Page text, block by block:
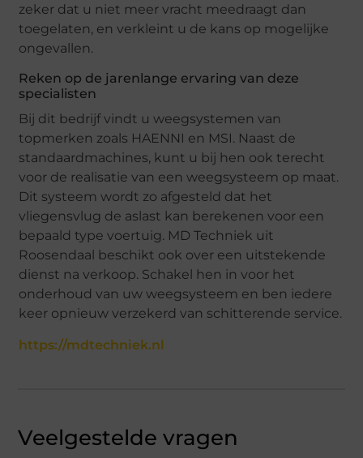
zeker dat u niet meer vracht meedraagt dan
toegelaten, en verkleint u de kans op mogelijke
ongevallen.
Reken op de jarenlange ervaring van deze
specialisten
Bij dit bedrijf vindt u weegsystemen van
topmerken zoals HAENNI en MSI. Naast de
standaardmachines, kunt u bij hen ook terecht
voor de realisatie van een weegsysteem op maat.
Dit systeem wordt zo afgesteld dat het
vliegensvlug de aslast kan berekenen voor een
bepaald type voertuig. MD Techniek uit
Roosendaal beschikt ook over een uitstekende
dienst na verkoop. Schakel hen in voor het
onderhoud van uw weegsysteem en ben iedere
keer opnieuw verzekerd van schitterende service.
https://mdtechniek.nl
Veelgestelde vragen